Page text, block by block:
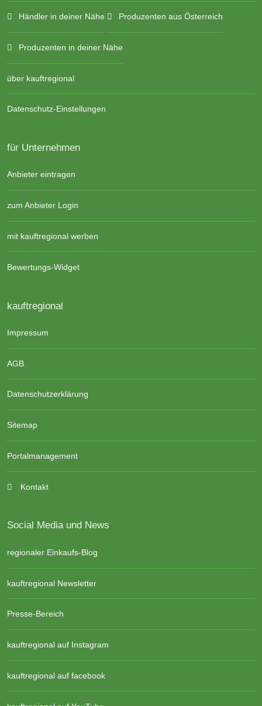
Händler in deiner Nähe Produzenten aus Österreich
Produzenten in deiner Nähe
über kauftregional
Datenschutz-Einstellungen
für Unternehmen
Anbieter eintragen
zum Anbieter Login
mit kauftregional werben
Bewertungs-Widget
kauftregional
Impressum
AGB
Datenschutzerklärung
Sitemap
Portalmanagement
Kontakt
Social Media und News
regionaler Einkaufs-Blog
kauftregional Newsletter
Presse-Bereich
kauftregional auf Instagram
kauftregional auf facebook